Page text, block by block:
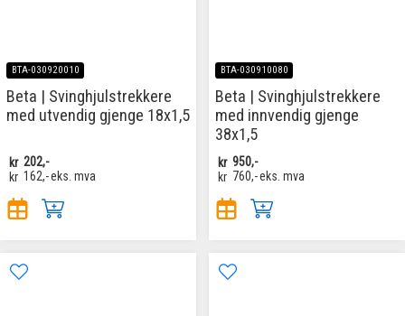
BTA-030920010
Beta | Svinghjulstrekkere
med utvendig gjenge 18x1,5
kr 202,-
kr 162,-eks. mva
BTA-030910080
Beta | Svinghjulstrekkere
med innvendig gjenge
38x1,5
kr 950,-
kr 760,-eks. mva